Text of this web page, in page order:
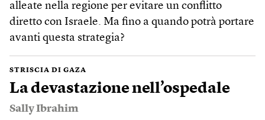
alleate nella regione per evitare un conflitto
diretto con Israele. Ma fino a quando potrà portare
avanti questa strategia?
STRISCIA DI GAZA
La devastazione nell’ospedale
Sally Ibrahim